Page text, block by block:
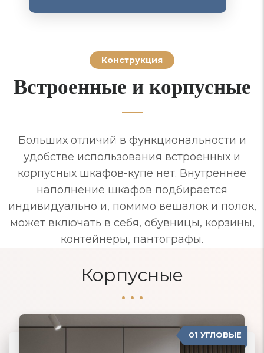
Конструкция
Встроенные и корпусные
Больших отличий в функциональности и
удобстве использования встроенных и
корпусных шкафов-купе нет. Внутреннее
наполнение шкафов подбирается
индивидуально и, помимо вешалок и полок,
может включать в себя, обувницы, корзины,
контейнеры, пантографы.
Корпусные
01 УГЛОВЫЕ